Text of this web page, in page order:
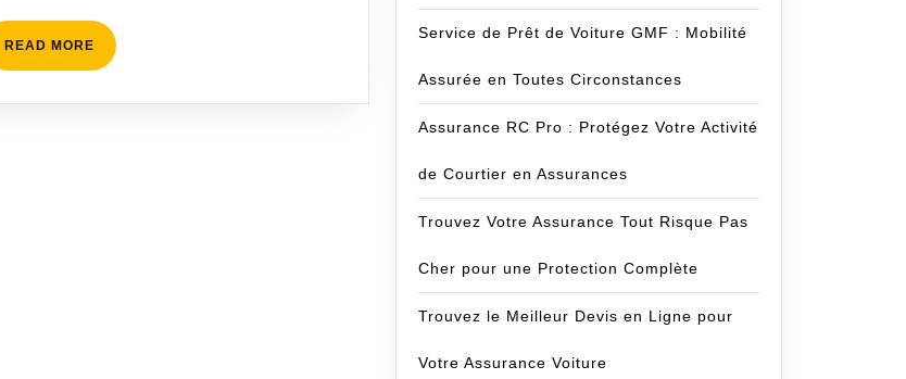
READ MORE READ
MORE
Service de Prêt de Voiture GMF : Mobilité
Assurée en Toutes Circonstances
Assurance RC Pro : Protégez Votre Activité
de Courtier en Assurances
Trouvez Votre Assurance Tout Risque Pas
Cher pour une Protection Complète
Trouvez le Meilleur Devis en Ligne pour
Votre Assurance Voiture